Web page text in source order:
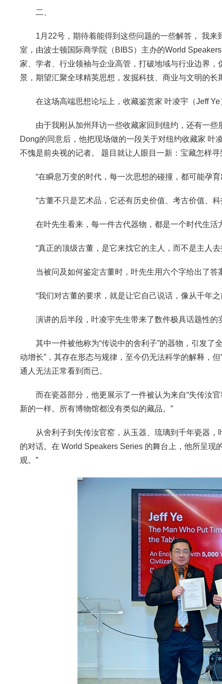
二、
1月22号，期待着能得到这些问题的一些解答， 我
室，由波士顿国际商学院（BIBS）主办的World
家、学者、行业领袖与企业高管，打破地域与行业边界
景，期望汇聚全球精英思想，发掘科技、商业与文明的长
在这场高端思想论坛上，收藏鉴赏家 叶凌宇（Jeff
由于我刚从加州拜访一些收藏家回到纽约，还有一
Dong的同意后，他把现场做的一段关于对纽约收藏家 叶
不愧是前央视的记者。 题目就让人眼目一新：宝藏怎样
“在瞬息万变的时代，每一次思想的碰撞，都可能孕
“古董不只是艺术品，它还有历史价值、考古价值、
在叶先生看来，每一件古代器物，都是一个时代生
“真正的顶级古董，是它来找它的主人，而不是主人去
当被问及如何鉴定古董时，叶先生用六个字给出了答
“我们对古董的要求，就是让它自己说话，像从千年
演讲的后半段，叶凌宇先生带来了数件极具话题性的
其中一件被他称为“传说中的舍利子”的器物，引发
动增长”，其存在形态与规律，至今仍无法科学的解释，
通人无法正常看到而已。
而在瓷器部分，他更展示了一件被认为来自“失传汝
新的一样。所有博物馆都没有类似的藏品。”
从舍利子到失传汝官窑，从玉器、琉璃到千年瓷器
的对话。在 World Speakers Series 的舞台上，他所呈
观。”